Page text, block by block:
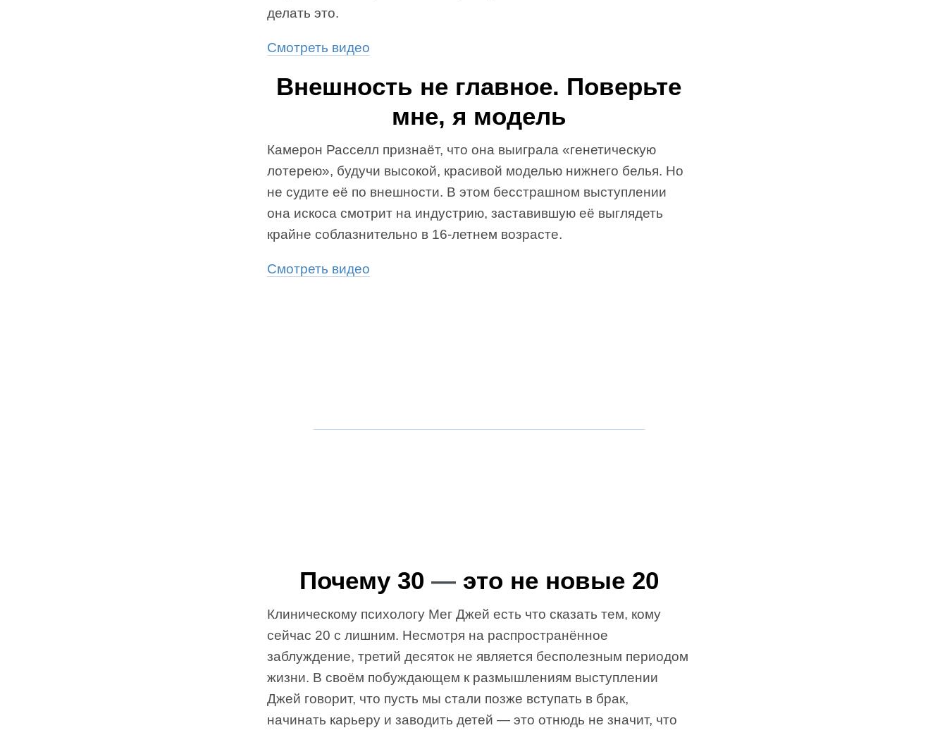
делать это.
Смотреть видео
Внешность не главное. Поверьте
мне, я модель
Камерон Расселл признаёт, что она выиграла «генетическую
лотерею», будучи высокой, красивой моделью нижнего белья. Но
не судите её по внешности. В этом бесстрашном выступлении
она искоса смотрит на индустрию, заставившую её выглядеть
крайне соблазнительно в 16-летнем возрасте.
Смотреть видео
Почему 30 —это не новые 20
Клиническому психологу Мег Джей есть что сказать тем, кому
сейчас 20 с лишним. Несмотря на распространённое
заблуждение, третий десяток не является бесполезным периодом
жизни. В своём побуждающем к размышлениям выступлении
Джей говорит, что пусть мы стали позже вступать в брак,
начинать карьеру и заводить детей — это отнюдь не значит, что